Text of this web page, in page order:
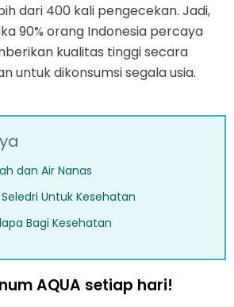
dari 400 kali pengecekan. Jadi,
90% orang Indonesia percaya
kualitas tinggi secara
untuk dikonsumsi segala usia.
dan Air Nanas
Untuk Kesehatan
Bagi Kesehatan
AQUA setiap hari!